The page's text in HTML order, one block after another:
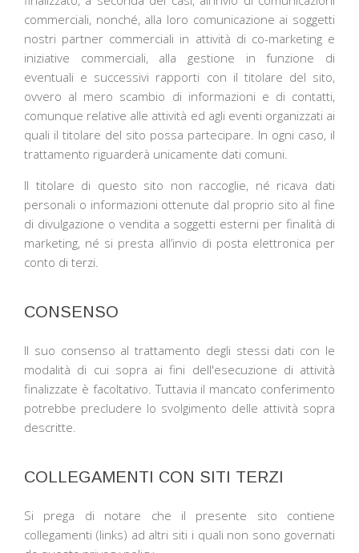
commerciali, nonché, alla loro comunicazione ai soggetti
nostri partner commerciali in attività di co-marketing e
iniziative commerciali, alla gestione in funzione di
eventuali e successivi rapporti con il titolare del sito,
ovvero al mero scambio di informazioni e di contatti,
comunque relative alle attività ed agli eventi organizzati ai
quali il titolare del sito possa partecipare. In ogni caso, il
trattamento riguarderà unicamente dati comuni.
Il titolare di questo sito non raccoglie, né ricava dati
personali o informazioni ottenute dal proprio sito al fine
di divulgazione o vendita a soggetti esterni per finalità di
marketing, né si presta all’invio di posta elettronica per
conto di terzi.
CONSENSO
Il suo consenso al trattamento degli stessi dati con le
modalità di cui sopra ai fini dell'esecuzione di attività
finalizzate è facoltativo. Tuttavia il mancato conferimento
potrebbe precludere lo svolgimento delle attività sopra
descritte.
COLLEGAMENTI CON SITI TERZI
Si prega di notare che il presente sito contiene
collegamenti (links) ad altri siti i quali non sono governati